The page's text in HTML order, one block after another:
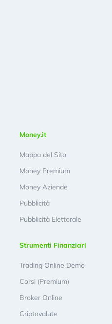
Money.it
Mappa del Sito
Money Premium
Money Aziende
Pubblicità
Pubblicità Elettorale
Strumenti Finanziari
Trading Online Demo
Corsi (Premium)
Broker Online
Criptovalute